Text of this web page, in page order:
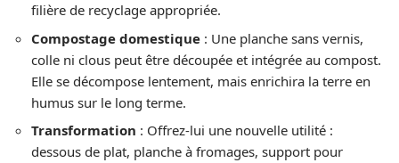
filière de recyclage appropriée.
Compostage domestique : Une planche sans vernis,
colle ni clous peut être découpée et intégrée au compost.
Elle se décompose lentement, mais enrichira la terre en
humus sur le long terme.
Transformation : Offrez-lui une nouvelle utilité :
dessous de plat, planche à fromages, support pour